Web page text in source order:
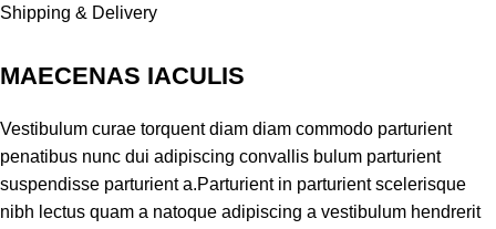
Shipping & Delivery
MAECENAS IACULIS
Vestibulum curae torquent diam diam commodo parturient
penatibus nunc dui adipiscing convallis bulum parturient
suspendisse parturient a.Parturient in parturient scelerisque
nibh lectus quam a natoque adipiscing a vestibulum hendrerit